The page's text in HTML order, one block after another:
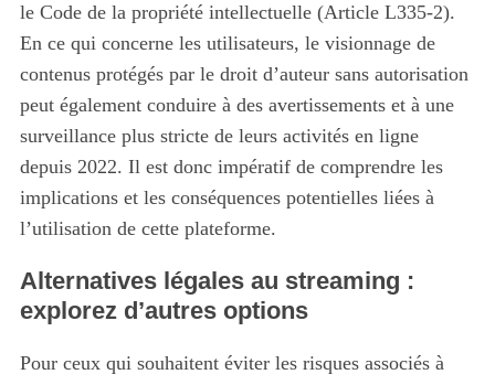
le Code de la propriété intellectuelle (Article L335-2).
En ce qui concerne les utilisateurs, le visionnage de
contenus protégés par le droit d’auteur sans autorisation
peut également conduire à des avertissements et à une
surveillance plus stricte de leurs activités en ligne
depuis 2022. Il est donc impératif de comprendre les
implications et les conséquences potentielles liées à
l’utilisation de cette plateforme.
Alternatives légales au streaming :
explorez d’autres options
Pour ceux qui souhaitent éviter les risques associés à